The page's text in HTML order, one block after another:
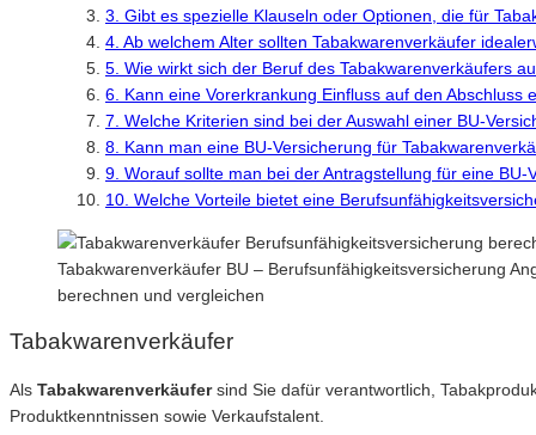
3. Gibt es spezielle Klauseln oder Optionen, die für
4. Ab welchem Alter sollten Tabakwarenverkäufer
5. Wie wirkt sich der Beruf des Tabakwarenverkäufers
6. Kann eine Vorerkrankung Einfluss auf den
7. Welche Kriterien sind bei der Auswahl einer BU-
8. Kann man eine BU-Versicherung für
9. Worauf sollte man bei der Antragstellung für eine
10. Welche Vorteile bietet eine
Tabakwarenverkäufer BU – Berufsunfähigkeitsversicherung
berechnen und vergleichen
Tabakwarenverkäufer
Als Tabakwarenverkäufersind Sie dafür verantwortlich,
Produktkenntnissen sowie Verkaufstalent.